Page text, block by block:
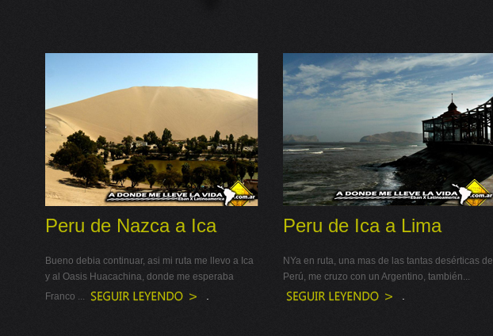
Peru de Nazca a Ica
Bueno debia continuar, asi mi ruta me llevo a Ica
y al Oasis Huacachina, donde me esperaba
Franco ...
Peru de Ica a Lima
NYa en ruta, una mas de las tantas desérticas del
Perú, me cruzo con un Argentino, también...